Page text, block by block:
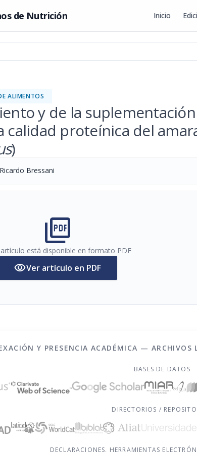
de Nutrición Inicio
ALIMENTOS
y de la
calidad proteínica del
)
Ricardo Bressani
picture_as_pdf
está disponible en formato PDF
visibilityVer artículo en PDF
Y PRESENCIA ACADÉMICA —
BASES DE DATOS
DIRECTORIOS /
DECLARACIONES, HERRAMIENTAS